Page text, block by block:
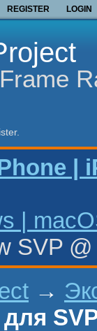
REGISTER LOGIN
|
|
SVP
→